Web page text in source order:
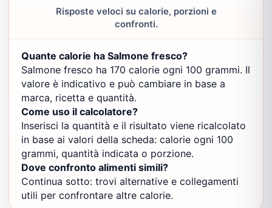
Risposte veloci su calorie, porzioni e
confronti.
Quante calorie ha Salmone fresco?
Salmone fresco ha 170 calorie ogni 100 grammi. Il
valore è indicativo e può cambiare in base a
marca, ricetta e quantità.
Come uso il calcolatore?
Inserisci la quantità e il risultato viene ricalcolato
in base ai valori della scheda: calorie ogni 100
grammi, quantità indicata o porzione.
Dove confronto alimenti simili?
Continua sotto: trovi alternative e collegamenti
utili per confrontare altre calorie.